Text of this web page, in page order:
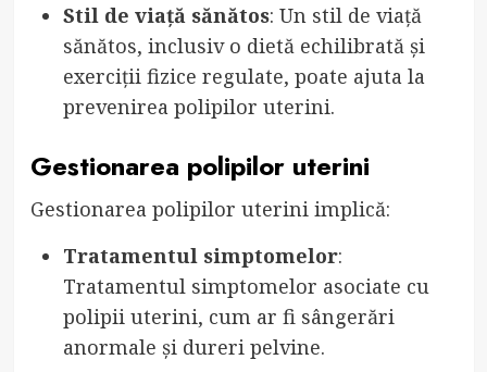
Stil de viață sănătos: Un stil de viață
sănătos, inclusiv o dietă echilibrată și
exerciții fizice regulate, poate ajuta la
prevenirea polipilor uterini.
Gestionarea polipilor uterini
Gestionarea polipilor uterini implică:
Tratamentul simptomelor:
Tratamentul simptomelor asociate cu
polipii uterini, cum ar fi sângerări
anormale și dureri pelvine.